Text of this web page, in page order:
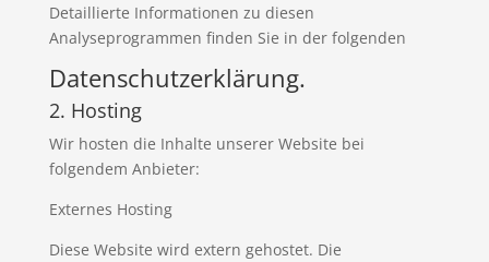
Detaillierte Informationen zu diesen
Analyseprogrammen finden Sie in der folgenden
Datenschutzerklärung.
2. Hosting
Wir hosten die Inhalte unserer Website bei
folgendem Anbieter:
Externes Hosting
Diese Website wird extern gehostet. Die